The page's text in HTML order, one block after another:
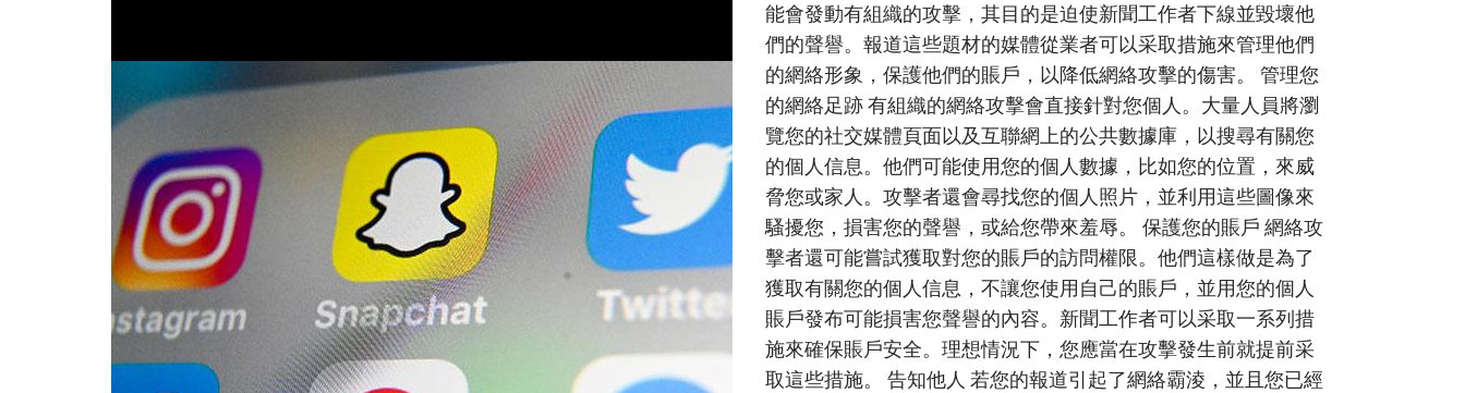
能會發動有組織的攻擊，其目的是迫使新聞工作者下線並毀壞他
們的聲譽。報道這些題材的媒體從業者可以采取措施來管理他們
的網絡形象，保護他們的賬戶，以降低網絡攻擊的傷害。 管理您
的網絡足跡 有組織的網絡攻擊會直接針對您個人。大量人員將瀏
覽您的社交媒體頁面以及互聯網上的公共數據庫，以搜尋有關您
的個人信息。他們可能使用您的個人數據，比如您的位置，來威
脅您或家人。攻擊者還會尋找您的個人照片，並利用這些圖像來
騷擾您，損害您的聲譽，或給您帶來羞辱。 保護您的賬戶 網絡攻
擊者還可能嘗試獲取對您的賬戶的訪問權限。他們這樣做是為了
獲取有關您的個人信息，不讓您使用自己的賬戶，並用您的個人
賬戶發布可能損害您聲譽的內容。新聞工作者可以采取一系列措
施來確保賬戶安全。理想情況下，您應當在攻擊發生前就提前采
取這些措施。 告知他人 若您的報道引起了網絡霸淩，並且您已經